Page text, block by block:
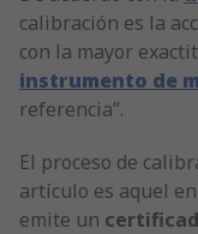
calibración es la
con la mayor
instrumento de
referencia”.
El proceso de
artículo es aquel
emite un